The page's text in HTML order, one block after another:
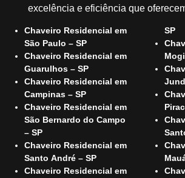
excelência e eficiência que
Chaveiro Residencial em
São Paulo – SP
Chaveiro Residencial em
Guarulhos – SP
Chaveiro Residencial em
Campinas – SP
Chaveiro Residencial em
São Bernardo do Campo
– SP
Chaveiro Residencial em
Santo André – SP
Chaveiro Residencial em
SP